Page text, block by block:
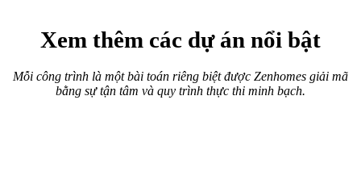
Xem thêm các dự án nổi bật
Mỗi công trình là một bài toán riêng biệt được Zenhomes giải mã
bằng sự tận tâm và quy trình thực thi minh bạch.